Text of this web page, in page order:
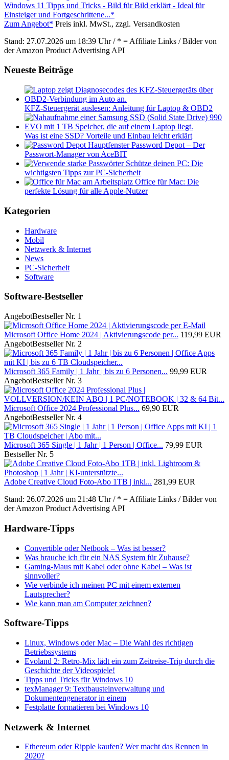
Windows 11 Tipps und Tricks - Bild für Bild erklärt - Ideal für
Einsteiger und Fortgeschrittene...*
Zum Angebot* Preis inkl. MwSt., zzgl. Versandkosten
Stand: 27.07.2026 um 18:39 Uhr / * = Affiliate Links / Bilder von
der Amazon Product Advertising API
Neueste Beiträge
KFZ-Steuergerät auslesen: Anleitung für Laptop & OBD2
Was ist eine SSD? Vorteile und Einbau leicht erklärt
Password Depot – Der
Passwort-Manager von AceBIT
Schütze deinen PC: Die
wichtigsten Tipps zur PC-Sicherheit
Office für Mac: Die
perfekte Lösung für alle Apple-Nutzer
Kategorien
Hardware
Mobil
Netzwerk & Internet
News
PC-Sicherheit
Software
Software-Bestseller
AngebotBestseller Nr. 1
Microsoft Office Home 2024 | Aktivierungscode per... 119,99 EUR
AngebotBestseller Nr. 2
Microsoft 365 Family | 1 Jahr | bis zu 6 Personen... 99,99 EUR
AngebotBestseller Nr. 3
Microsoft Office 2024 Professional Plus... 69,90 EUR
AngebotBestseller Nr. 4
Microsoft 365 Single | 1 Jahr | 1 Person | Office... 79,99 EUR
Bestseller Nr. 5
Adobe Creative Cloud Foto-Abo 1TB | inkl... 281,99 EUR
Stand: 26.07.2026 um 21:48 Uhr / * = Affiliate Links / Bilder von
der Amazon Product Advertising API
Hardware-Tipps
Convertible oder Netbook – Was ist besser?
Was brauche ich für ein NAS System für Zuhause?
Gaming-Maus mit Kabel oder ohne Kabel – Was ist
sinnvoller?
Wie verbinde ich meinen PC mit einem externen
Lautsprecher?
Wie kann man am Computer zeichnen?
Software-Tipps
Linux, Windows oder Mac – Die Wahl des richtigen
Betriebssystems
Evoland 2: Retro-Mix lädt ein zum Zeitreise-Trip durch die
Geschichte der Videospiele!
Tipps und Tricks für Windows 10
texManager 9: Textbausteinverwaltung und
Dokumentengenerator in einem
Festplatte formatieren bei Windows 10
Netzwerk & Internet
Ethereum oder Ripple kaufen? Wer macht das Rennen in
2020?